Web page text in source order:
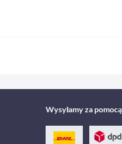
Wysyłamy za pomocą